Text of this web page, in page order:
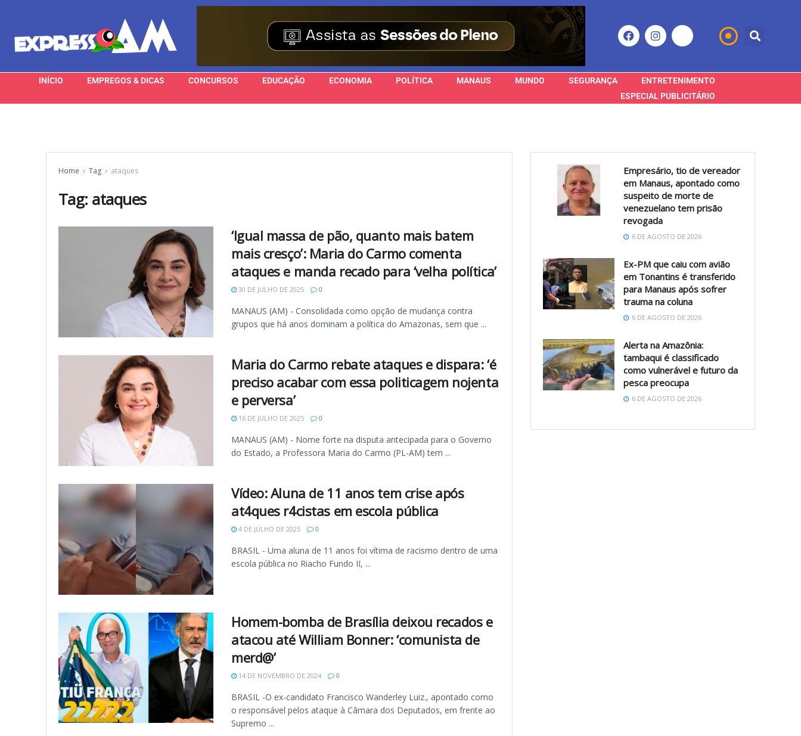
INÍCIO EMPREGOS & DICAS CONCURSOS EDUCAÇÃO ECONOMIA POLÍTICA MANAUS MUNDO SEGURANÇA
ENTRETENIMENTO
ESPECIAL PUBLICITÁRIO
Home Tag ataques
Tag: ataques
‘Igual massa de pão, quanto mais batem
mais cresço’: Maria do Carmo comenta
ataques e manda recado para ‘velha política’
30 DE JULHO DE 2025 0
MANAUS (AM) - Consolidada como opção de mudança contra
grupos que há anos dominam a política do Amazonas, sem que ...
Maria do Carmo rebate ataques e dispara: ‘é
preciso acabar com essa politicagem nojenta
e perversa’
16 DE JULHO DE 2025 0
MANAUS (AM) - Nome forte na disputa antecipada para o Governo
do Estado, a Professora Maria do Carmo (PL-AM) tem ...
Vídeo: Aluna de 11 anos tem crise após
at4ques r4cistas em escola pública
4 DE JULHO DE 2025 0
BRASIL - Uma aluna de 11 anos foi vítima de racismo dentro de uma
escola pública no Riacho Fundo II, ...
Homem-bomba de Brasília deixou recados e
atacou até William Bonner: ‘comunista de
merd@’
14 DE NOVEMBRO DE 2024 0
BRASIL -O ex-candidato Francisco Wanderley Luiz., apontado como
o responsável pelos ataque à Câmara dos Deputados, em frente ao
Supremo ...
Empresário, tio de vereador
em Manaus, apontado como
suspeito de morte de
venezuelano tem prisão
revogada
6 DE AGOSTO DE 2026
Ex-PM que caiu com avião
em Tonantins é transferido
para Manaus após sofrer
trauma na coluna
6 DE AGOSTO DE 2026
Alerta na Amazônia:
tambaqui é classificado
como vulnerável e futuro da
pesca preocupa
6 DE AGOSTO DE 2026